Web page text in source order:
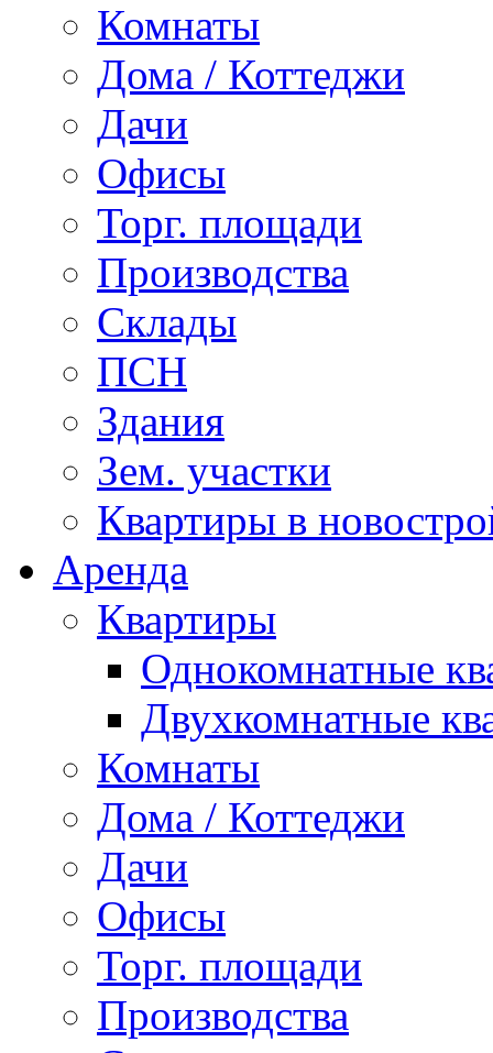
Комнаты
Дома / Коттеджи
Дачи
Офисы
Торг. площади
Производства
Склады
ПСН
Здания
Зем. участки
Квартиры в
Аренда
Квартиры
Однокомнатные
Двухкомнатные
Комнаты
Дома / Коттеджи
Дачи
Офисы
Торг. площади
Производства